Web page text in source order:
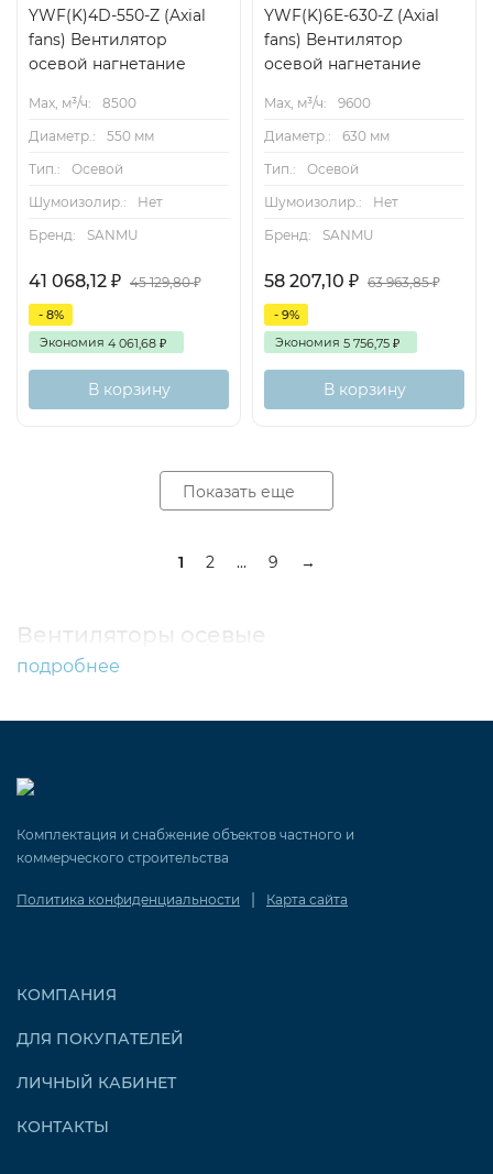
YWF(K)4D-550-Z (Axial
fans) Вентилятор
осевой нагнетание
Max, м³/ч:
8500
Диаметр.:
550 мм
Тип.:
Осевой
Шумоизолир.:
Нет
Бренд:
SANMU
41 068,12 ₽ 45 129,80₽
- 8%
Экономия 4 061,68 ₽
В корзину
YWF(K)6E-630-Z (Axial
fans) Вентилятор
осевой нагнетание
Max, м³/ч:
9600
Диаметр.:
630 мм
Тип.:
Осевой
Шумоизолир.:
Нет
Бренд:
SANMU
58 207,10 ₽ 63 963,85₽
- 9%
Экономия 5 756,75 ₽
В корзину
Показать еще
1 2 ... 9 →
Вентиляторы осевые
подробнее
Комплектация и снабжение объектов частного и
коммерческого строительства
Политика конфиденциальности | Карта сайта
КОМПАНИЯ
ДЛЯ ПОКУПАТЕЛЕЙ
ЛИЧНЫЙ КАБИНЕТ
КОНТАКТЫ